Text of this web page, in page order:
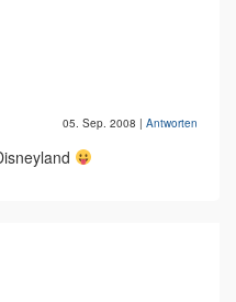
05. Sep. 2008 | Antworten